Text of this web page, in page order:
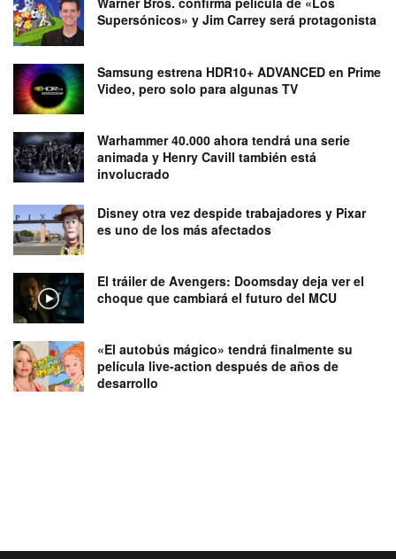
Supersónicos» y Jim Carrey será protagonista
Samsung estrena HDR10+ ADVANCED en Prime
Video, pero solo para algunas TV
Warhammer 40.000 ahora tendrá una serie
animada y Henry Cavill también está
involucrado
Disney otra vez despide trabajadores y Pixar
es uno de los más afectados
El tráiler de Avengers: Doomsday deja ver el
choque que cambiará el futuro del MCU
«El autobús mágico» tendrá finalmente su
película live-action después de años de
desarrollo